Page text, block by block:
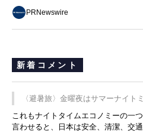
PRNewswire
新着コメント
〈避暑旅〉金曜夜はサマーナイト
これもナイトタイムエコノミーの一
言わせると、日本は安全、清潔、交